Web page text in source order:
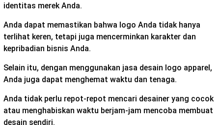
identitas merek Anda.
Anda dapat memastikan bahwa logo Anda tidak hanya
terlihat keren, tetapi juga mencerminkan karakter dan
kepribadian bisnis Anda.
Selain itu, dengan menggunakan jasa desain logo apparel,
Anda juga dapat menghemat waktu dan tenaga.
Anda tidak perlu repot-repot mencari desainer yang cocok
atau menghabiskan waktu berjam-jam mencoba membuat
desain sendiri.